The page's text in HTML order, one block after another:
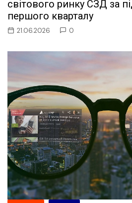
світового ринку СЗД за
першого кварталу
21.06.2026 0